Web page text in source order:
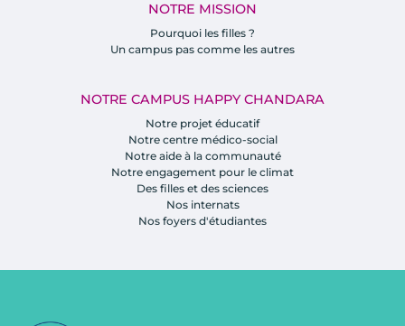
NOTRE MISSION
Pourquoi les filles ?
Un campus pas comme les autres
NOTRE CAMPUS HAPPY CHANDARA
Notre projet éducatif
Notre centre médico-social
Notre aide à la communauté
Notre engagement pour le climat
Des filles et des sciences
Nos internats
Nos foyers d'étudiantes